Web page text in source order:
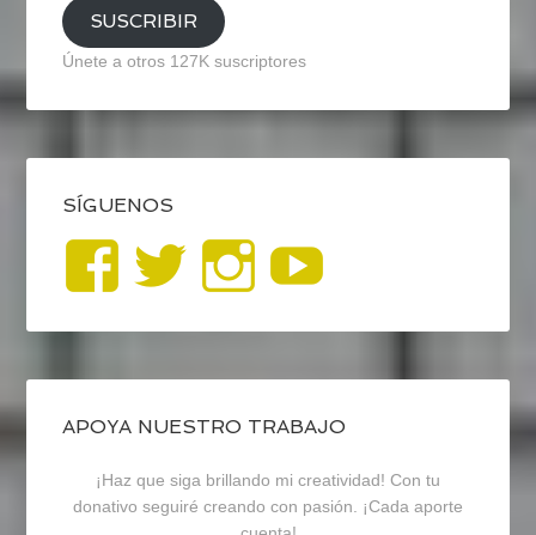
SUSCRIBIR
Únete a otros 127K suscriptores
SÍGUENOS
Ver
perfil
de
blogrecursosep
en
Ver
perfil
de
recursosep
en
Ver
perfil
de
recursosep
en
APOYA NUESTRO TRABAJO
¡Haz que siga brillando mi creatividad! Con tu
donativo seguiré creando con pasión. ¡Cada aporte